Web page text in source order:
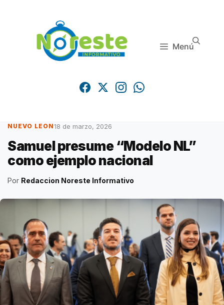
Menú
NUEVO LEON18 de marzo, 2026
Samuel presume “Modelo NL”
como ejemplo nacional
Por Redaccion Noreste Informativo